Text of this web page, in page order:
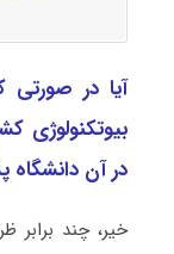
آیا در
بیوﺗﻜﻨﻮﻟﻮژی
در آن
خیر، چند برابر